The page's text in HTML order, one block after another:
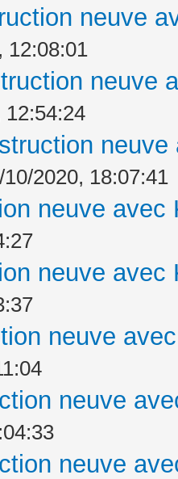
neuve
12:08:01
neuve
12:54:24
10/2020, 18:07:41
neuve avec
neuve avec
neuve
neuve
neuve